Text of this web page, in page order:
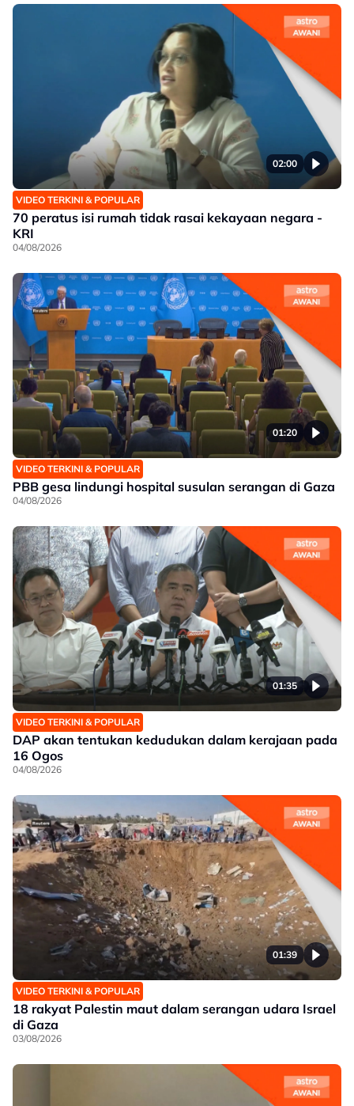
02:00
VIDEO TERKINI & POPULAR
70 peratus isi rumah tidak rasai kekayaan negara -
KRI
04/08/2026
01:20
VIDEO TERKINI & POPULAR
PBB gesa lindungi hospital susulan serangan di Gaza
04/08/2026
01:35
VIDEO TERKINI & POPULAR
DAP akan tentukan kedudukan dalam kerajaan pada
16 Ogos
04/08/2026
01:39
VIDEO TERKINI & POPULAR
18 rakyat Palestin maut dalam serangan udara Israel
di Gaza
03/08/2026